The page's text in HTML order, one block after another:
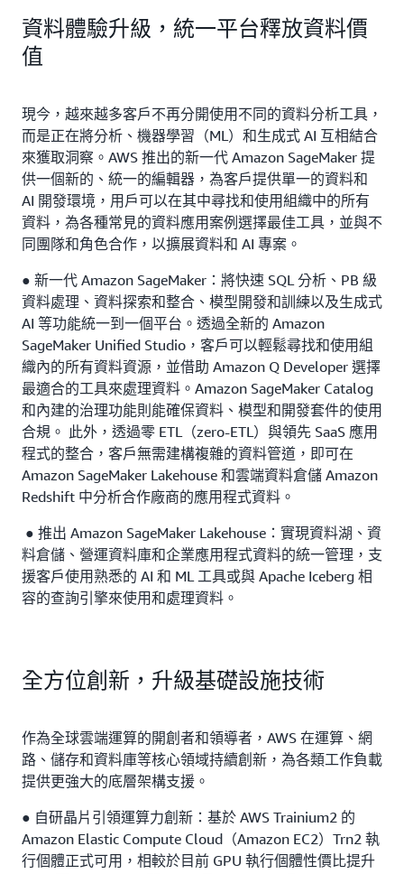
資料體驗升級，統一平台釋放資料價
值
現今，越來越多客戶不再分開使用不同的資料分析工具，
而是正在將分析、機器學習（ML）和生成式 AI 互相結合
來獲取洞察。AWS 推出的新一代 Amazon SageMaker 提
供一個新的、統一的編輯器，為客戶提供單一的資料和
AI 開發環境，用戶可以在其中尋找和使用組織中的所有
資料，為各種常見的資料應用案例選擇最佳工具，並與不
同團隊和角色合作，以擴展資料和 AI 專案。
● 新一代 Amazon SageMaker：將快速 SQL 分析、PB 級
資料處理、資料探索和整合、模型開發和訓練以及生成式
AI 等功能統一到一個平台。透過全新的 Amazon
SageMaker Unified Studio，客戶可以輕鬆尋找和使用組
織內的所有資料資源，並借助 Amazon Q Developer 選擇
最適合的工具來處理資料。Amazon SageMaker Catalog
和內建的治理功能則能確保資料、模型和開發套件的使用
合規。 此外，透過零 ETL（zero-ETL）與領先 SaaS 應用
程式的整合，客戶無需建構複雜的資料管道，即可在
Amazon SageMaker Lakehouse 和雲端資料倉儲 Amazon
Redshift 中分析合作廠商的應用程式資料。
● 推出 Amazon SageMaker Lakehouse：實現資料湖、資
料倉儲、營運資料庫和企業應用程式資料的統一管理，支
援客戶使用熟悉的 AI 和 ML 工具或與 Apache Iceberg 相
容的查詢引擎來使用和處理資料。
全方位創新，升級基礎設施技術
作為全球雲端運算的開創者和領導者，AWS 在運算、網
路、儲存和資料庫等核心領域持續創新，為各類工作負載
提供更強大的底層架構支援。
● 自研晶片引領運算力創新：基於 AWS Trainium2 的
Amazon Elastic Compute Cloud（Amazon EC2）Trn2 執
行個體正式可用，相較於目前 GPU 執行個體性價比提升